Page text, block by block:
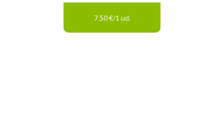
7.50 €/1 ud.